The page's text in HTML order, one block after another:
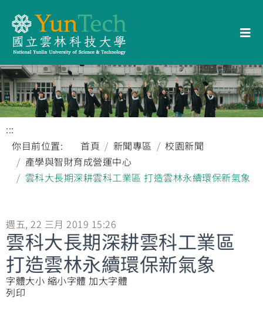
:::
你目前位置:
首頁 新聞專區
校園新聞
產學與智財育成營運中心
雲科大長期深耕雲科工業區 打造雲林永續環保新氣象
週五, 22 三月 2019 15:26
雲科大長期深耕雲科工業區
打造雲林永續環保新氣象
字體大小 縮小字體 加大字體
列印